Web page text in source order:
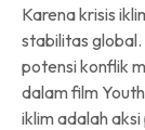
Karena krisis
stabilitas
potensi konflik
dalam film
iklim adalah